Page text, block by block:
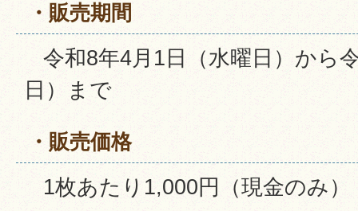
・販売期間
令和8年4月1日（水曜日）から
日）まで
・販売価格
1枚あたり1,000円（現金のみ）